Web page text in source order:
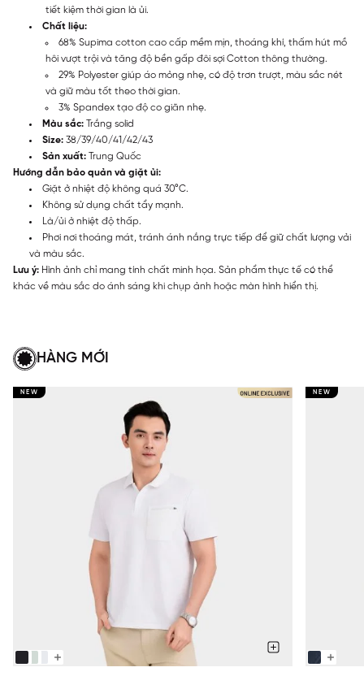
tiết kiệm thời gian là ủi.
Chất liệu:
68% Supima cotton cao cấp mềm mịn, thoáng khí, thấm hút mồ
hôi vượt trội và tăng độ bền gấp đôi sợi Cotton thông thường.
29% Polyester giúp áo mỏng nhẹ, có độ trơn trượt, màu sắc nét
và giữ màu tốt theo thời gian.
3% Spandex tạo độ co giãn nhẹ.
Màu sắc: Trắng solid
Size: 38/39/40/41/42/43
Sản xuất: Trung Quốc
Hướng dẫn bảo quản và giặt ủi:
Giặt ở nhiệt độ không quá 30°C.
Không sử dụng chất tẩy mạnh.
Là/ủi ở nhiệt độ thấp.
Phơi nơi thoáng mát, tránh ánh nắng trực tiếp để giữ chất lượng vải
và màu sắc.
Lưu ý: Hình ảnh chỉ mang tính chất minh họa. Sản phẩm thực tế có thể
khác về màu sắc do ánh sáng khi chụp ảnh hoặc màn hình hiển thị.
HÀNG MỚI
NEW NEW